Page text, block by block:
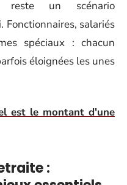
reste un scénario
Fonctionnaires, salariés
spéciaux : chacun
éloignées les unes
est le montant d'une
: